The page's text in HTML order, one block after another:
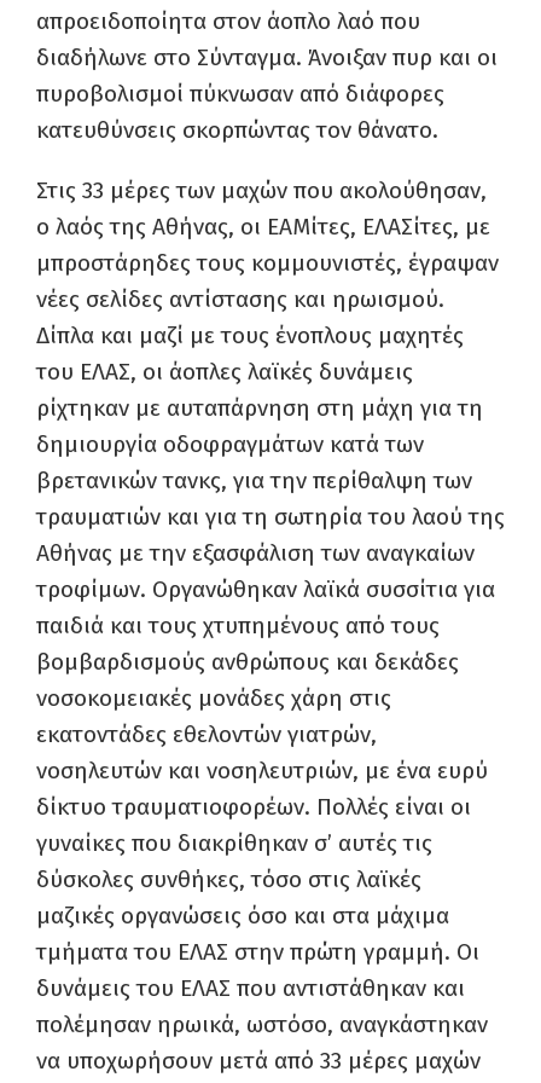
απροειδοποίητα στον άοπλο λαό που
διαδήλωνε στο Σύνταγμα. Άνοιξαν πυρ και οι
πυροβολισμοί πύκνωσαν από διάφορες
κατευθύνσεις σκορπώντας τον θάνατο.
Στις 33 μέρες των μαχών που ακολούθησαν,
ο λαός της Αθήνας, οι ΕΑΜίτες, ΕΛΑΣίτες, με
μπροστάρηδες τους κομμουνιστές, έγραψαν
νέες σελίδες αντίστασης και ηρωισμού.
Δίπλα και μαζί με τους ένοπλους μαχητές
του ΕΛΑΣ, οι άοπλες λαϊκές δυνάμεις
ρίχτηκαν με αυταπάρνηση στη μάχη για τη
δημιουργία οδοφραγμάτων κατά των
βρετανικών τανκς, για την περίθαλψη των
τραυματιών και για τη σωτηρία του λαού της
Αθήνας με την εξασφάλιση των αναγκαίων
τροφίμων. Οργανώθηκαν λαϊκά συσσίτια για
παιδιά και τους χτυπημένους από τους
βομβαρδισμούς ανθρώπους και δεκάδες
νοσοκομειακές μονάδες χάρη στις
εκατοντάδες εθελοντών γιατρών,
νοσηλευτών και νοσηλευτριών, με ένα ευρύ
δίκτυο τραυματιοφορέων. Πολλές είναι οι
γυναίκες που διακρίθηκαν σ’ αυτές τις
δύσκολες συνθήκες, τόσο στις λαϊκές
μαζικές οργανώσεις όσο και στα μάχιμα
τμήματα του ΕΛΑΣ στην πρώτη γραμμή. Οι
δυνάμεις του ΕΛΑΣ που αντιστάθηκαν και
πολέμησαν ηρωικά, ωστόσο, αναγκάστηκαν
να υποχωρήσουν μετά από 33 μέρες μαχών